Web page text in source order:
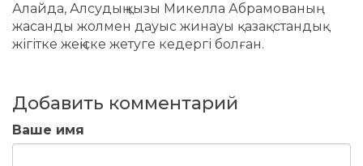
Алайда, Алсудың қызы Микелла Абрамованың
жасанды жолмен дауыс жинауы қазақстандық
жігітке жеңіске жетуге кедергі болған.
Добавить комментарий
Ваше имя